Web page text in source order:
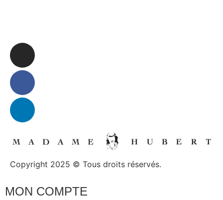
Copyright 2025 © Tous droits réservés.
MON COMPTE